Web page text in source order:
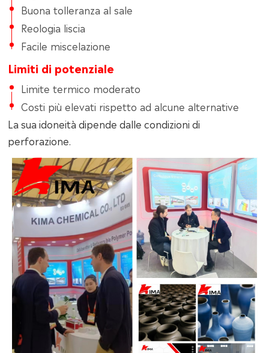
Buona tolleranza al sale
Reologia liscia
Facile miscelazione
Limiti di potenziale
Limite termico moderato
Costi più elevati rispetto ad alcune alternative
La sua idoneità dipende dalle condizioni di
perforazione.